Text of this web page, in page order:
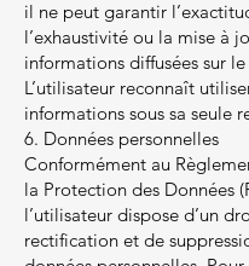
il ne peut garantir
l’exhaustivité ou la mise à
informations diffusées sur le
L’utilisateur reconnaît
informations sous sa seule
6. Données personnelles
Conformément au
la Protection des Données
l’utilisateur dispose d’un
rectification et de